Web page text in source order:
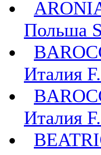
Польша
Италия
Италия